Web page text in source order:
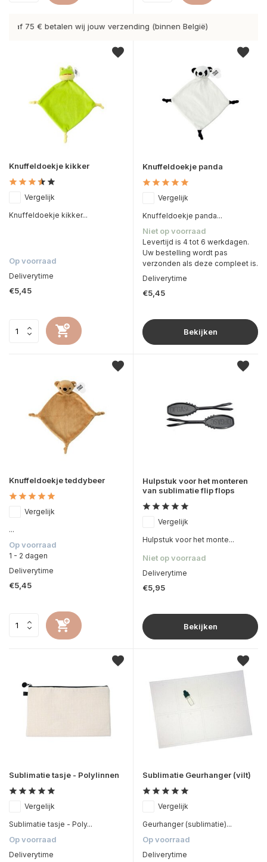
Hoge kwaliteit Direct To Film prints
Knuffeldoekje kikker
Vergelijk
Knuffeldoekje kikker...
Op voorraad
Deliverytime
€5,45
Knuffeldoekje panda
Vergelijk
Knuffeldoekje panda...
Niet op voorraad
Levertijd is 4 tot 6 werkdagen.
Uw bestelling wordt pas
verzonden als deze compleet is.
Deliverytime
€5,45
Bekijken
Knuffeldoekje teddybeer
Vergelijk
...
Op voorraad
1 - 2 dagen
Deliverytime
€5,45
Hulpstuk voor het monteren
van sublimatie flip flops
Vergelijk
Hulpstuk voor het monte...
Niet op voorraad
Deliverytime
€5,95
Bekijken
Sublimatie tasje - Polylinnen
Vergelijk
Sublimatie tasje - Poly...
Op voorraad
Deliverytime
Sublimatie Geurhanger (vilt)
Vergelijk
Geurhanger (sublimatie)...
Op voorraad
Deliverytime